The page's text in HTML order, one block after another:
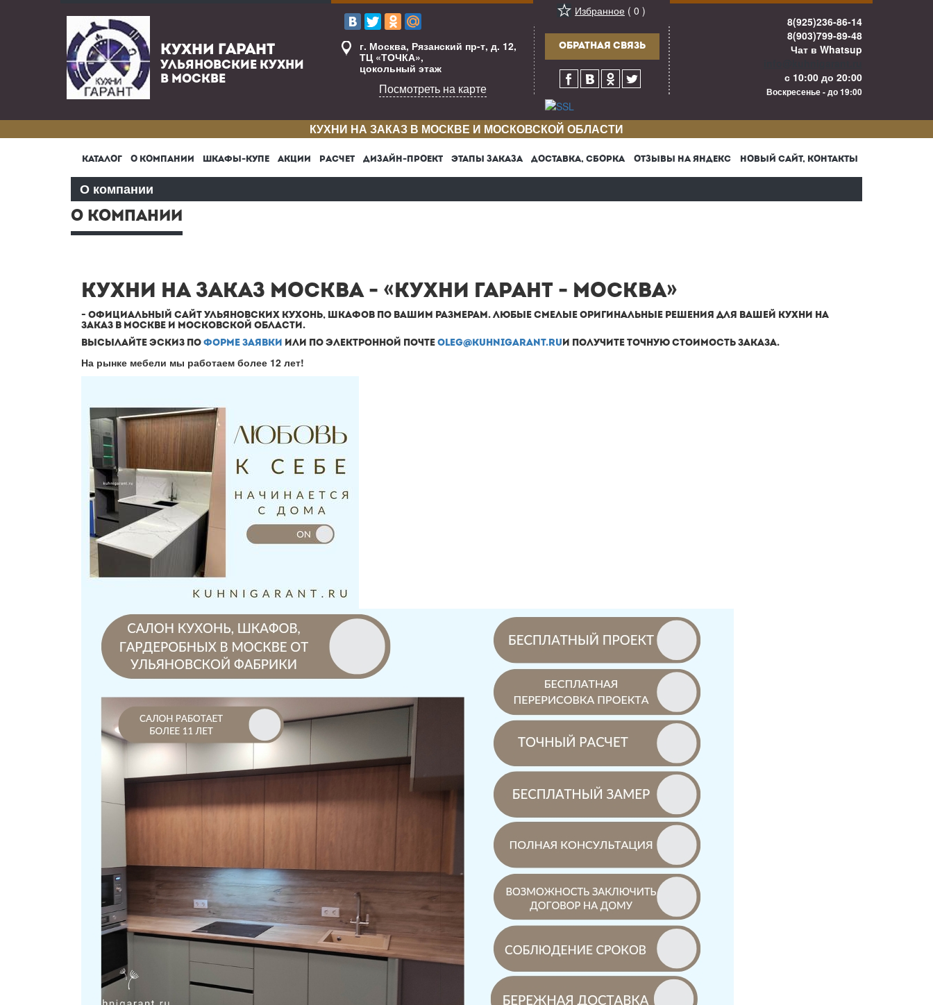
КУХНИ ГАРАНТ
УЛЬЯНОВСКИЕ КУХНИ
В МОСКВЕ
г. Москва, Рязанский пр-т, д. 12,
ТЦ «ТОЧКА»,
цокольный этаж
Посмотреть на карте
Избранное ( 0 )
ОБРАТНАЯ СВЯЗЬ
8(925)236-86-14
8(903)799-89-48
Чат в Whatsup
с 10:00 до 20:00
Воскресенье - до 19:00
КУХНИ НА ЗАКАЗ В МОСКВЕ И МОСКОВСКОЙ ОБЛАСТИ
КАТАЛОГ О КОМПАНИИ ШКАФЫ-КУПЕ АКЦИИ РАСЧЕТ ДИЗАЙН-ПРОЕКТ ЭТАПЫ ЗАКАЗА ДОСТАВКА, СБОРКА ОТЗЫВЫ НА ЯНДЕКС НОВЫЙ САЙТ, КОНТАКТЫ
О компании
О КОМПАНИИ
КУХНИ НА ЗАКАЗ МОСКВА - «КУХНИ ГАРАНТ - МОСКВА»
- ОФИЦИАЛЬНЫЙ САЙТ УЛЬЯНОВСКИХ КУХОНЬ, ШКАФОВ ПО ВАШИМ РАЗМЕРАМ. ЛЮБЫЕ СМЕЛЫЕ ОРИГИНАЛЬНЫЕ РЕШЕНИЯ ДЛЯ ВАШЕЙ КУХНИ НА
ЗАКАЗ В МОСКВЕ И МОСКОВСКОЙ ОБЛАСТИ.
ВЫСЫЛАЙТЕ ЭСКИЗ ПО ФОРМЕ ЗАЯВКИ ИЛИ ПО ЭЛЕКТРОННОЙ ПОЧТЕ OLEG@KUHNIGARANT.RUИ ПОЛУЧИТЕ ТОЧНУЮ СТОИМОСТЬ ЗАКАЗА.
На рынке мебели мы работаем более 12 лет!